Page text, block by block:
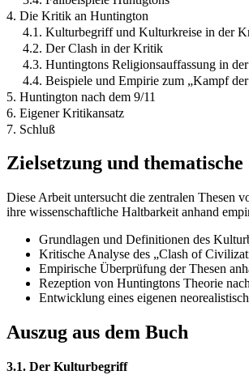
4. Die Kritik an Huntington
4.1. Kulturbegriff und Kulturkreise in der
4.2. Der Clash in der Kritik
4.3. Huntingtons Religionsauffassung in
4.4. Beispiele und Empirie zum „Kampf
5. Huntington nach dem 9/11
6. Eigener Kritikansatz
7. Schluß
Zielsetzung und
Diese Arbeit untersucht die zentralen Thesen
ihre wissenschaftliche Haltbarkeit anhand
Grundlagen und Definitionen des
Kritische Analyse des „Clash of
Empirische Überprüfung der Thesen
Rezeption von Huntingtons Theorie
Entwicklung eines eigenen
Auszug aus dem Buch
3.1. Der Kulturbegriff